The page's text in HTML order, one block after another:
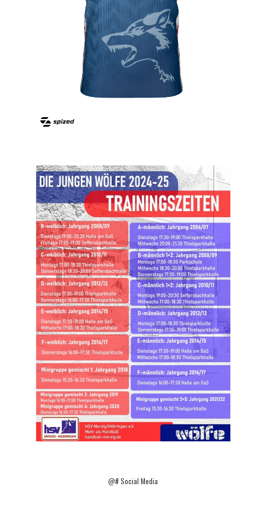
@# Social Media